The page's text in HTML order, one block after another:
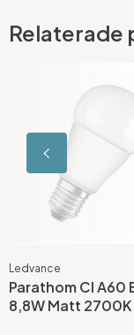
Relaterade
Ledvance
Parathom Cl A60
8,8W Matt 2700K